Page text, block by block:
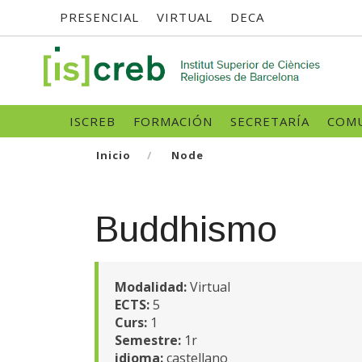
contenido
principal
Menú
superior
SK
PRESENCIAL VIRTUAL DECA
Navegació
principal
ISCREB FORMACIÓN SECRETARÍA
Inicio Node
Buddhismo
Modalidad:Virtual
ECTS:5
Curs: 1
Semestre: 1r
idioma:castellano